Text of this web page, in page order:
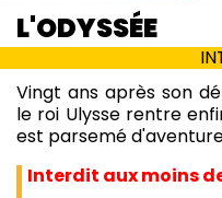
L'ODYSSÉE
Vingt ans après son
le roi Ulysse rentre
est parsemé
Interdit aux moins